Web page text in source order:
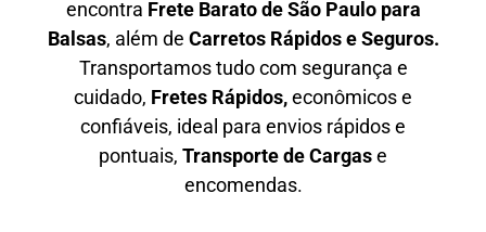
encontra Frete Baratode São Paulo para
Balsas, além de Carretos Rápidos e Seguros.
Transportamos tudo com segurança e
cuidado, Fretes Rápidos,econômicos e
confiáveis, ideal para envios rápidos e
pontuais, Transporte de Cargase
encomendas.